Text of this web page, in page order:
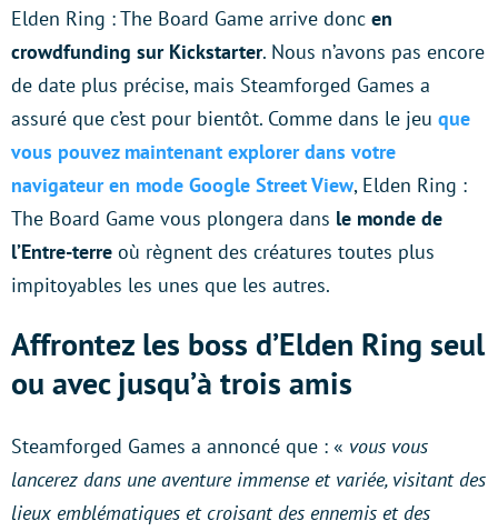
Elden Ring : The Board Game arrive donc en
crowdfunding sur Kickstarter. Nous n’avons pas encore
de date plus précise, mais Steamforged Games a
assuré que c’est pour bientôt. Comme dans le jeu que
vous pouvez maintenant explorer dans votre
navigateur en mode Google Street View, Elden Ring :
The Board Game vous plongera dans le monde de
l’Entre-terre où règnent des créatures toutes plus
impitoyables les unes que les autres.
Affrontez les boss d’Elden Ring seul
ou avec jusqu’à trois amis
Steamforged Games a annoncé que : « vous vous
lancerez dans une aventure immense et variée, visitant des
lieux emblématiques et croisant des ennemis et des